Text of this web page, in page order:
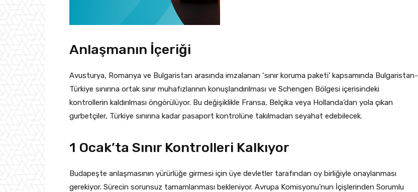
Anlaşmanın İçeriği
Avusturya, Romanya ve Bulgaristan arasında imzalanan ‘sınır koruma paketi’ kapsamında Bulgaristan-
Türkiye sınırına ortak sınır muhafızlarının konuşlandırılması ve Schengen Bölgesi içerisindeki
kontrollerin kaldırılması öngörülüyor. Bu değişiklikle Fransa, Belçika veya Hollanda’dan yola çıkan
gurbetçiler, Türkiye sınırına kadar pasaport kontrolüne takılmadan seyahat edebilecek.
1 Ocak’ta Sınır Kontrolleri Kalkıyor
Budapeşte anlaşmasının yürürlüğe girmesi için üye devletler tarafından oy birliğiyle onaylanması
gerekiyor. Sürecin sorunsuz tamamlanması bekleniyor. Avrupa Komisyonu’nun İçişlerinden Sorumlu